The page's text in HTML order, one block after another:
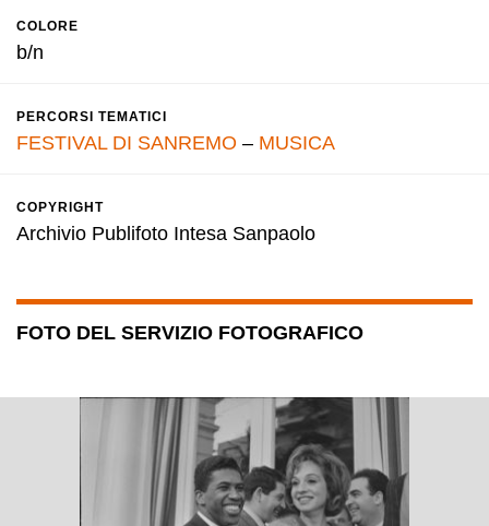
COLORE
b/n
PERCORSI TEMATICI
FESTIVAL DI SANREMO – MUSICA
COPYRIGHT
Archivio Publifoto Intesa Sanpaolo
FOTO DEL SERVIZIO FOTOGRAFICO